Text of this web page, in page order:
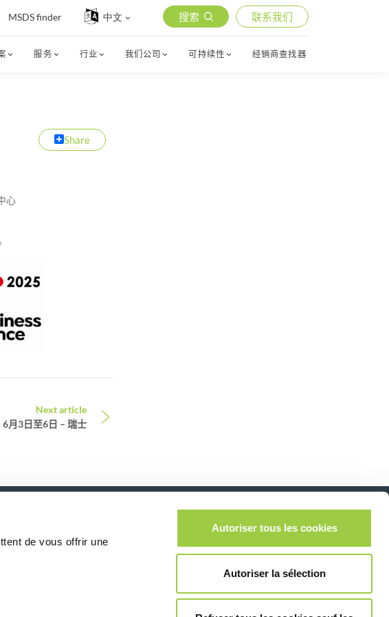
de vous offrir une
Autoriser tous les cookies
Autoriser la sélection
MSDS finder 中文 搜索 联系我们
服务 行业 我们公司 可持续性 经销商查找器
Share
心
Next article
6月3日至6日 – 瑞士
Please leave this field empty.
在社交媒体上关注我
们